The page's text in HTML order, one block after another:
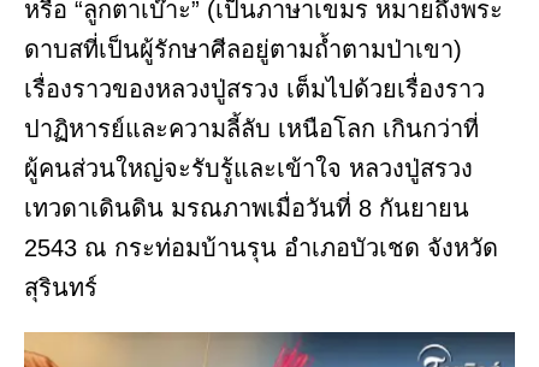
หรือ “ลูกตาเบ๊าะ” (เป็นภาษาเขมร หมายถึงพระ
ดาบสที่เป็นผู้รักษาศีลอยู่ตามถ้ำตามป่าเขา)
เรื่องราวของหลวงปู่สรวง เต็มไปด้วยเรื่องราว
ปาฏิหารย์และความลี้ลับ เหนือโลก เกินกว่าที่
ผู้คนส่วนใหญ่จะรับรู้และเข้าใจ หลวงปู่สรวง
เทวดาเดินดิน มรณภาพเมื่อวันที่ 8 กันยายน
2543 ณ กระท่อมบ้านรุน อำเภอบัวเชด จังหวัด
สุรินทร์